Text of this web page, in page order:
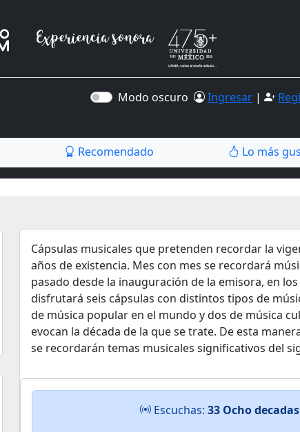
Modo oscuro Ingresar |
Recomendado Lo más
Cápsulas musicales que pretenden recordar la
años de existencia. Mes con mes se recordará
pasado desde la inauguración de la emisora, en
disfrutará seis cápsulas con distintos tipos de
de música popular en el mundo y dos de música
evocan la década de la que se trate. De esta
se recordarán temas musicales significativos del
Escuchas: 33 Ocho